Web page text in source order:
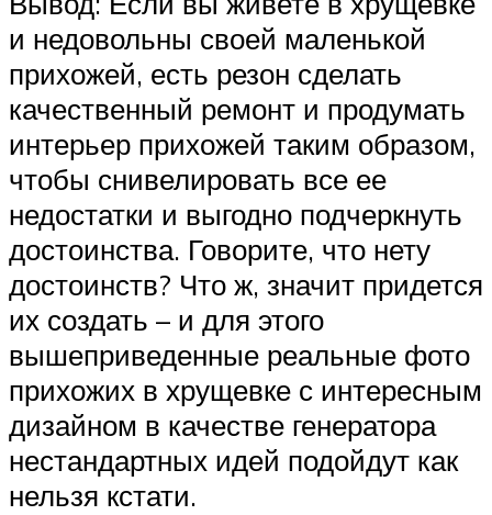
и недовольны своей маленькой
прихожей, есть резон сделать
качественный ремонт и продумать
интерьер прихожей таким образом,
чтобы снивелировать все ее
недостатки и выгодно подчеркнуть
достоинства. Говорите, что нету
достоинств? Что ж, значит придется
их создать – и для этого
вышеприведенные реальные фото
прихожих в хрущевке с интересным
дизайном в качестве генератора
нестандартных идей подойдут как
нельзя кстати.